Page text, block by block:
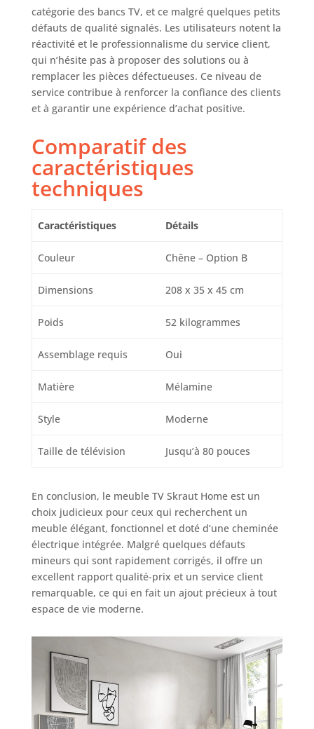
catégorie des bancs TV, et ce malgré quelques petits
défauts de qualité signalés. Les utilisateurs notent la
réactivité et le professionnalisme du service client,
qui n’hésite pas à proposer des solutions ou à
remplacer les pièces défectueuses. Ce niveau de
service contribue à renforcer la confiance des clients
et à garantir une expérience d’achat positive.
Comparatif des
caractéristiques
techniques
Caractéristiques Détails
Couleur Chêne – Option B
Dimensions 208 x 35 x 45 cm
Poids 52 kilogrammes
Assemblage requis Oui
Matière Mélamine
Style Moderne
Taille de télévision Jusqu’à 80 pouces
En conclusion, le meuble TV Skraut Home est un
choix judicieux pour ceux qui recherchent un
meuble élégant, fonctionnel et doté d’une cheminée
électrique intégrée. Malgré quelques défauts
mineurs qui sont rapidement corrigés, il offre un
excellent rapport qualité-prix et un service client
remarquable, ce qui en fait un ajout précieux à tout
espace de vie moderne.